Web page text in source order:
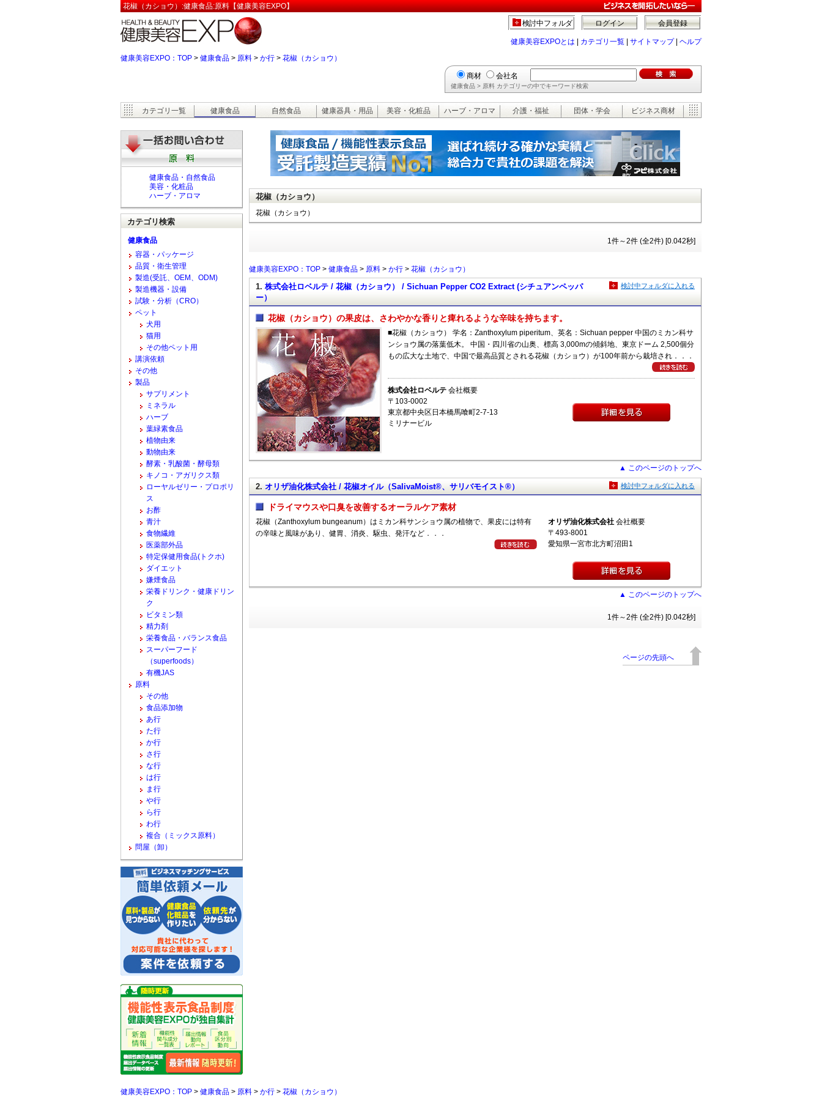
花椒（カショウ）:健康食品:原料【健康美容EXPO】
会員登録
ログイン
検討中フォルダ
健康美容EXPOとは カテゴリ一覧 サイトマップ| ヘルプ
健康美容EXPO：TOP > 健康食品 > 原料 > か行 > 花椒（カショウ）
商材 会社名
健康食品 > 原料 カテゴリーの中でキーワード検索
カテゴリ一覧 健康食品 自然食品 健康器具・用品 美容・化粧品 ハーブ・アロマ 介護・福祉 団体・学会 ビジネス商材
花椒（カショウ）
花椒（カショウ）
1件～2件 (全2件) [0.042秒]
健康美容EXPO：TOP > 健康食品 > 原料 > か行 > 花椒（カショウ）
1. 株式会社ロベルテ / 花椒（カショウ） / Sichuan Pepper CO2 Extract (シチュアンペッパ
ー）
花椒（カショウ）の果皮は、さわやかな香りと痺れるような辛味を持ちます。
■花椒（カショウ） 学名：Zanthoxylum piperitum、英名：Sichuan pepper 中国のミカン科サ
ンショウ属の落葉低木。 中国・四川省の山奥、標高 3,000mの傾斜地、東京ドーム 2,500個分
もの広大な土地で、中国で最高品質とされる花椒（カショウ）が100年前から栽培され．．．
株式会社ロベルテ 会社概要
〒103-0002
東京都中央区日本橋馬喰町2-7-13
ミリナービル
検討中フォルダに入れる
▲ このページのトップへ
2. オリザ油化株式会社 / 花椒オイル（SalivaMoist®、サリバモイスト®）
ドライマウスや口臭を改善するオーラルケア素材
花椒（Zanthoxylum bungeanum）はミカン科サンショウ属の植物で、果皮には特有
の辛味と風味があり、健胃、消炎、駆虫、発汗など．．．
オリザ油化株式会社 会社概要
〒493-8001
愛知県一宮市北方町沼田1
検討中フォルダに入れる
▲ このページのトップへ
1件～2件 (全2件) [0.042秒]
ページの先頭へ
健康食品・自然食品
美容・化粧品
ハーブ・アロマ
カテゴリ検索
健康食品
容器・パッケージ
品質・衛生管理
製造(受託、OEM、ODM)
製造機器・設備
試験・分析（CRO）
ペット
犬用
猫用
その他ペット用
講演依頼
その他
製品
サプリメント
ミネラル
ハーブ
葉緑素食品
植物由来
動物由来
酵素・乳酸菌・酵母類
キノコ・アガリクス類
ローヤルゼリー・プロポリ
ス
お酢
青汁
食物繊維
医薬部外品
特定保健用食品(トクホ)
ダイエット
嫌煙食品
栄養ドリンク・健康ドリン
ク
ビタミン類
精力剤
栄養食品・バランス食品
スーパーフード
（superfoods）
有機JAS
原料
その他
食品添加物
あ行
た行
か行
さ行
な行
は行
ま行
や行
ら行
わ行
複合（ミックス原料）
問屋（卸）
健康美容EXPO：TOP > 健康食品 > 原料 > か行 > 花椒（カショウ）